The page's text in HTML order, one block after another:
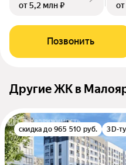
от 5,2 млн ₽
Позвонить
Другие ЖК в
скидка до 965 510 руб. 3D-